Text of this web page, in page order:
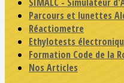
Parcours et lunettes
Réactiometre
Ethylotests
Formation Code de la
Nos Articles